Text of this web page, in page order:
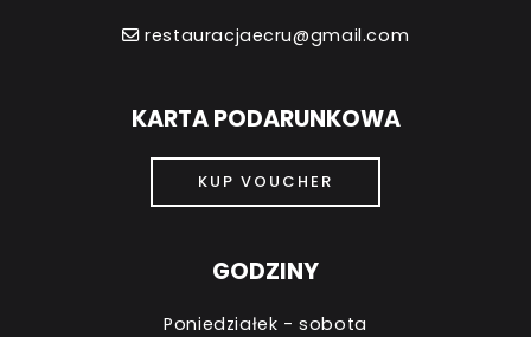
restauracjaecru@gmail.com
KARTA PODARUNKOWA
KUP VOUCHER
GODZINY
Poniedziałek - sobota